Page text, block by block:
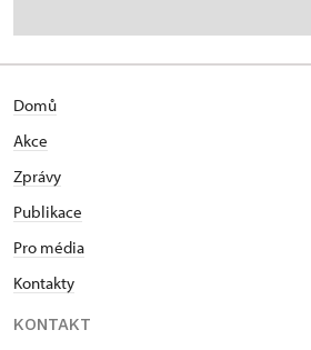
Domů
Akce
Zprávy
Publikace
Pro média
Kontakty
KONTAKT